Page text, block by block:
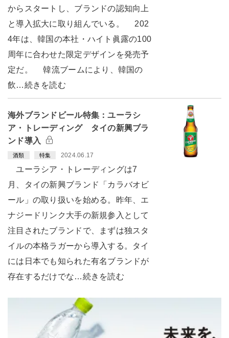
からスタートし、ブランドの認知向上
と導入拡大に取り組んでいる。 202
4年は、韓国の本社・ハイト眞露の100
周年に合わせた限定デザインを発売予
定だ。 韓流ブームにより、韓国の
飲…続きを読む
海外ブランドビール特集：ユーラシ
ア・トレーディング タイの新興ブラ
ンド導入
酒類 特集 2024.06.17
ユーラシア・トレーディングは7
月、タイの新興ブランド「カラバオビ
ール」の取り扱いを始める。昨年、エ
ナジードリンク大手の新規参入として
注目されたブランドで、まずは独スタ
イルの本格ラガーから導入する。タイ
には日本でも知られた有名ブランドが
存在するだけでな…続きを読む